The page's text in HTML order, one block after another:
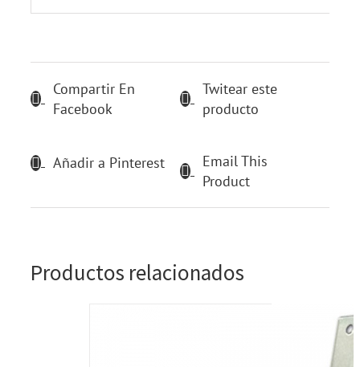
Compartir En
Facebook
Twitear este
producto
Añadir a Pinterest
Email This
Product
Productos relacionados